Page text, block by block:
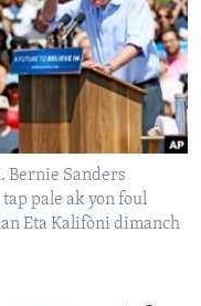
Bernie Sanders
pale ak yon foul
Eta Kalifòni dimanch